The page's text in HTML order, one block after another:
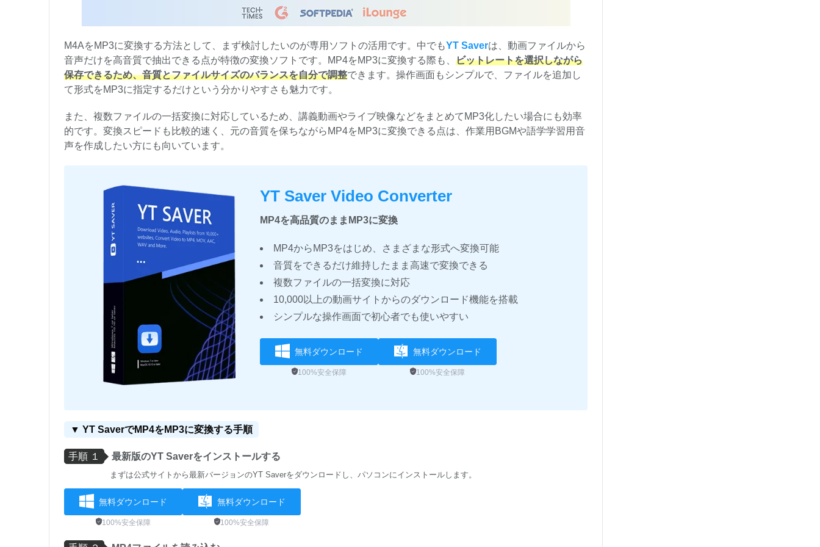
M4AをMP3に変換する方法として、まず検討したいのが専用ソフトの活用です。中でもYT Saverは、動画ファイルから
音声だけを高音質で抽出できる点が特徴の変換ソフトです。MP4をMP3に変換する際も、 ビットレートを選択しながら
保存できるため、音質とファイルサイズのバランスを自分で調整できます。操作画面もシンプルで、ファイルを追加し
て形式をMP3に指定するだけという分かりやすさも魅力です。
また、複数ファイルの一括変換に対応しているため、講義動画やライブ映像などをまとめてMP3化したい場合にも効率
的です。変換スピードも比較的速く、元の音質を保ちながらMP4をMP3に変換できる点は、作業用BGMや語学学習用音
声を作成したい方にも向いています。
YT Saver Video Converter
MP4を高品質のままMP3に変換
MP4からMP3をはじめ、さまざまな形式へ変換可能
音質をできるだけ維持したまま高速で変換できる
複数ファイルの一括変換に対応
10,000以上の動画サイトからのダウンロード機能を搭載
シンプルな操作画面で初心者でも使いやすい
無料ダウンロード
100%安全保障
無料ダウンロード
100%安全保障
▼ YT SaverでMP4をMP3に変換する手順
手順 １ 最新版のYT Saverをインストールする
まずは公式サイトから最新バージョンのYT Saverをダウンロードし、パソコンにインストールします。
無料ダウンロード
100%安全保障
無料ダウンロード
100%安全保障